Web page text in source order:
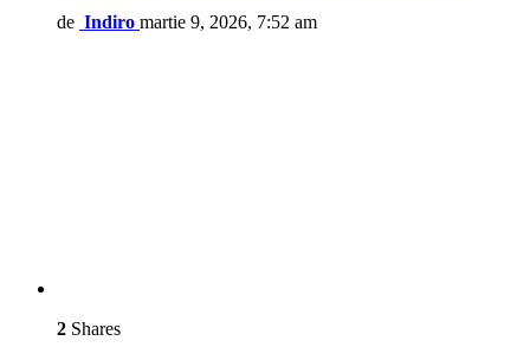
de Indiro martie 9, 2026, 7:52 am
2 Shares